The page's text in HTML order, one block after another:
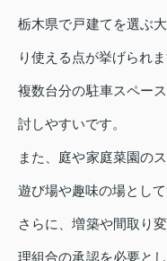
栃木県で戸建てを選ぶ
り使える点が挙げられま
複数台分の駐車スペー
討しやすいです。
また、庭や家庭菜園の
遊び場や趣味の場とし
さらに、増築や間取り
理組合の承認を必要と